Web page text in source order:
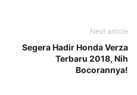
Next article
Segera Hadir Honda Verza
Terbaru 2018, Nih
Bocorannya!